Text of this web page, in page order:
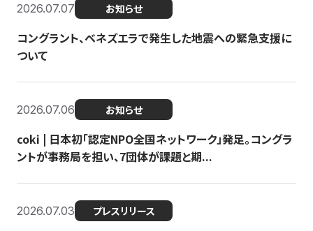
2026.07.07 お知らせ
コングラント、ベネズエラで発生した地震への緊急支援に
ついて
2026.07.06 お知らせ
coki | 日本初「認定NPO全国ネットワーク」発足。コングラ
ントが事務局を担い、7団体が課題と期...
2026.07.03 プレスリリース